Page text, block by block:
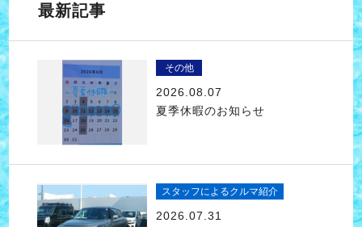
最新記事
その他
2026.08.07
夏季休暇のお知らせ
スタッフによるクルマ紹介
2026.07.31